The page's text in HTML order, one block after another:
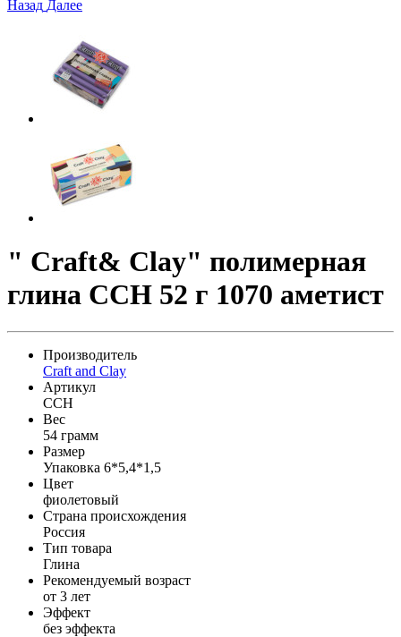
Назад Далее
" Craft& Clay" полимерная
глина CCH 52 г 1070 аметист
Производитель
Craft and Clay
Артикул
CCH
Вес
54 грамм
Размер
Упаковка 6*5,4*1,5
Цвет
фиолетовый
Страна происхождения
Россия
Тип товара
Глина
Рекомендуемый возраст
от 3 лет
Эффект
без эффекта